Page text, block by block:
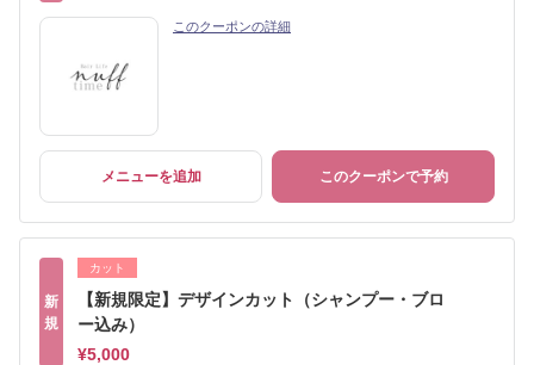
このクーポンの詳細
メニューを追加 このクーポンで予約
新
規
カット
【新規限定】デザインカット（シャンプー・ブロ
ー込み）
¥5,000